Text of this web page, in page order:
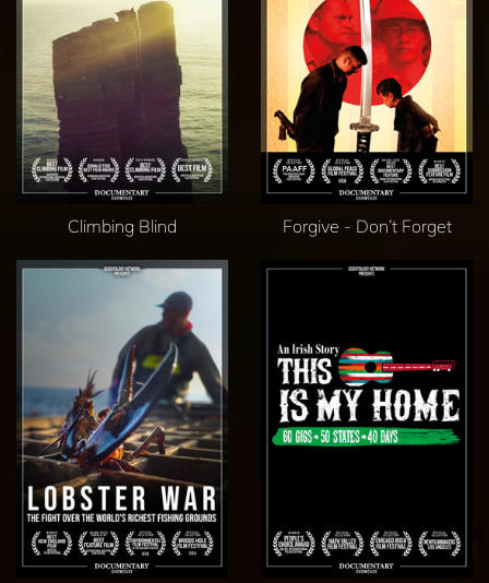
Climbing Blind Forgive - Don’t Forget